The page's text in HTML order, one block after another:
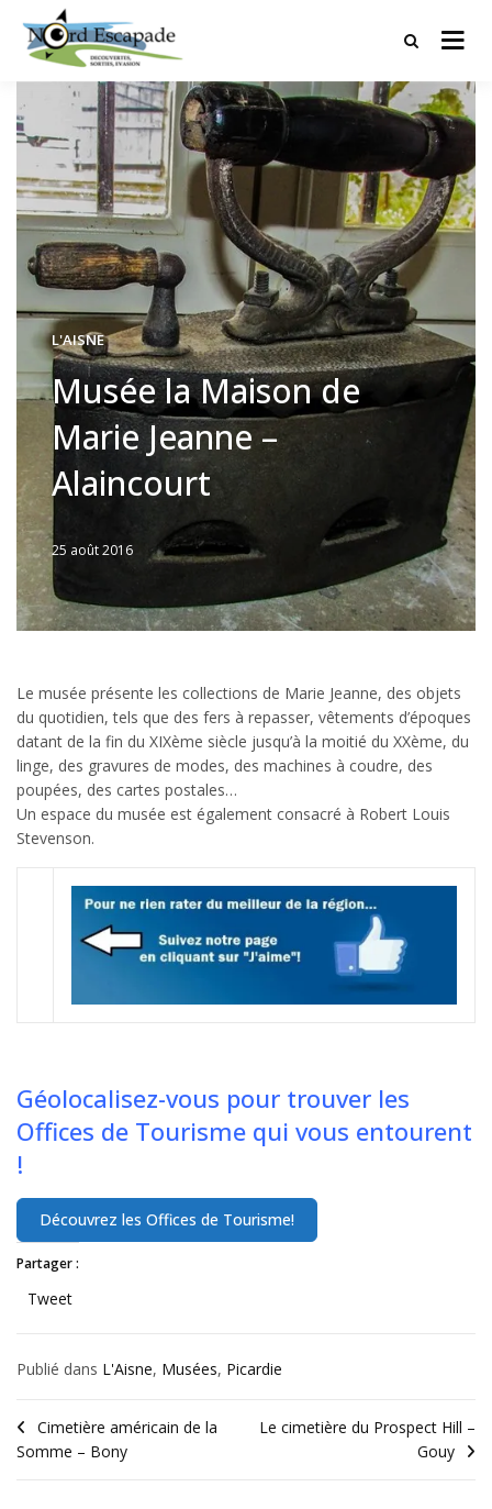
Tourisme et randonnées en Hauts
L'AISNE
Musée la Maison de
Marie Jeanne –
Alaincourt
Written
by
Jérémie
25 août 2016
Le musée présente les collections de Marie Jeanne, des objets
du quotidien, tels que des fers à repasser, vêtements d’époques
datant de la fin du XIXème siècle jusqu’à la moitié du XXème, du
linge, des gravures de modes, des machines à coudre, des
poupées, des cartes postales…
Un espace du musée est également consacré à Robert Louis
Stevenson.
Géolocalisez-vous pour trouver les
Offices de Tourisme qui vous entourent
!
Partager :
Tweet
Publié dans L'Aisne, Musées, Picardie
Cimetière américain de la
Somme – Bony
Le cimetière du Prospect Hill –
Gouy